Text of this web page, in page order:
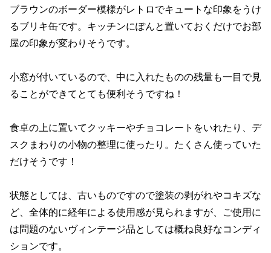
ブラウンのボーダー模様がレトロでキュートな印象をうけ
るブリキ缶です。キッチンにぽんと置いておくだけでお部
屋の印象が変わりそうです。
小窓が付いているので、中に入れたものの残量も一目で見
ることができてとても便利そうですね！
食卓の上に置いてクッキーやチョコレートをいれたり、デ
スクまわりの小物の整理に使ったり。たくさん使っていた
だけそうです！
状態としては、古いものですので塗装の剥がれやコキズな
ど、全体的に経年による使用感が見られますが、ご使用に
は問題のないヴィンテージ品としては概ね良好なコンディ
ションです。